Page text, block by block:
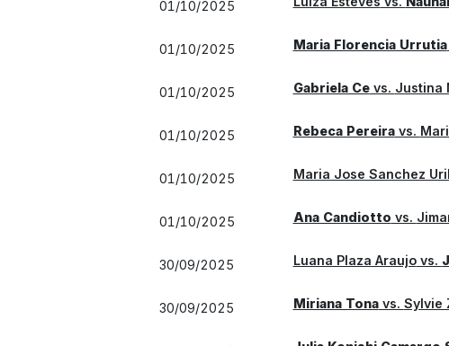
01/10/2025
01/10/2025 Maria Florencia Urrutia
01/10/2025 Gabriela Cevs. Justina
01/10/2025 Rebeca Pereiravs.
01/10/2025 Maria Jose Sanchez
01/10/2025 Ana Candiotto vs.
30/09/2025 Luana Plaza Araujovs.
30/09/2025 Miriana Tonavs. Sylvie